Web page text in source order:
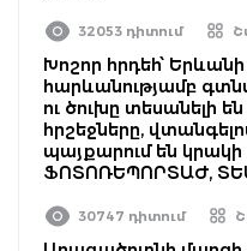
32053 դիտում
Խոշոր հրդեհ՝
հարևանությամբ
ու ծուխը տեսանելի
հրշեջները,
պայքարում են
ՖՈՏՈՌԵՊՈՐՏԱԺ,
30747 դիտում